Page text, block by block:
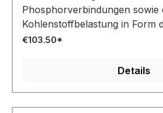
Phosphorverbindungen sowie
Kohlenstoffbelastung in Form
TOC, DOC und SAK. Darüber
Qualitätssicherung und
€103.50*
Details